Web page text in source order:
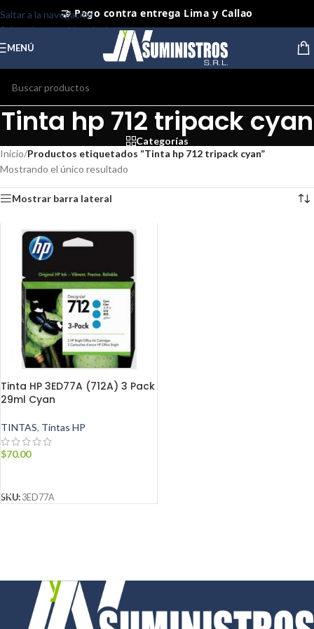
Saltar a la navegación
Saltar al contenido principal
🤝 Pago contra entrega Lima y Callao
⭐ Productos Originales y Nuevos
MENÚ
Tinta hp 712 tripack cyan
Categorías
Inicio/Productos etiquetados “Tinta hp 712 tripack cyan”
Mostrando el único resultado
Mostrar barra lateral
Tinta HP 3ED77A (712A) 3 Pack
29ml Cyan
TINTAS, Tintas HP
$70.00
SKU: 3ED77A